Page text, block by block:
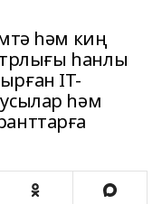
һәм киң
һанлы
IТ-
һәм